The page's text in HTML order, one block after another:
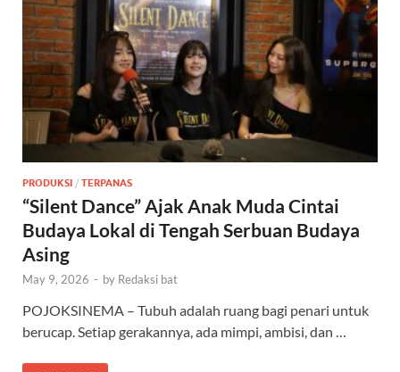
PRODUKSI / TERPANAS
“Silent Dance” Ajak Anak Muda Cintai
Budaya Lokal di Tengah Serbuan Budaya
Asing
May 9, 2026 - by Redaksi bat
POJOKSINEMA – Tubuh adalah ruang bagi penari untuk
berucap. Setiap gerakannya, ada mimpi, ambisi, dan …